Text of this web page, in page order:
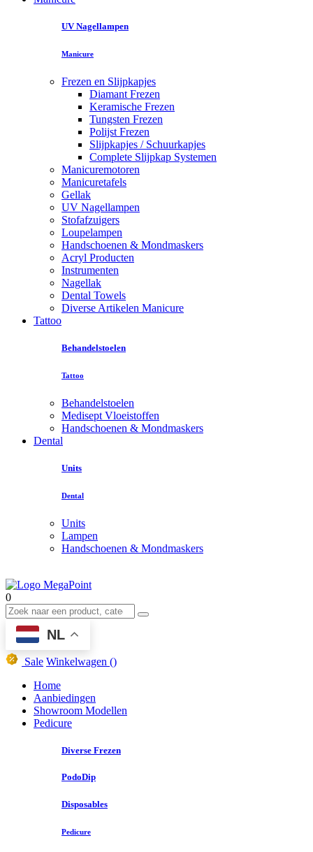
UV Nagellampen
Manicure
Frezen en Slijpkapjes
Diamant Frezen
Keramische Frezen
Tungsten Frezen
Polijst Frezen
Slijpkapjes / Schuurkapjes
Complete Slijpkap Systemen
Manicuremotoren
Manicuretafels
Gellak
UV Nagellampen
Stofafzuigers
Loupelampen
Handschoenen & Mondmaskers
Acryl Producten
Instrumenten
Nagellak
Dental Towels
Diverse Artikelen Manicure
Tattoo
Behandelstoelen
Tattoo
Behandelstoelen
Medisept Vloeistoffen
Handschoenen & Mondmaskers
Dental
Units
Dental
Units
Lampen
Handschoenen & Mondmaskers
0
NL
Sale Winkelwagen ()
Home
Aanbiedingen
Showroom Modellen
Pedicure
Diverse Frezen
PodoDip
Disposables
Pedicure